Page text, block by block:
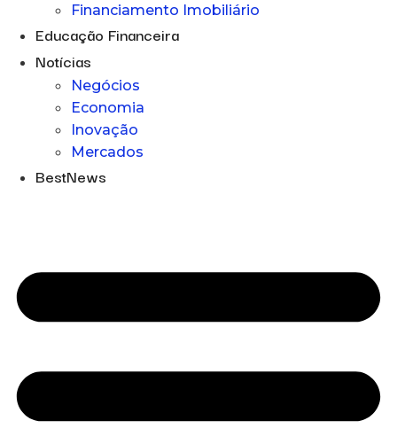
Financiamento Imobiliário
Educação Financeira
Notícias
Negócios
Economia
Inovação
Mercados
BestNews